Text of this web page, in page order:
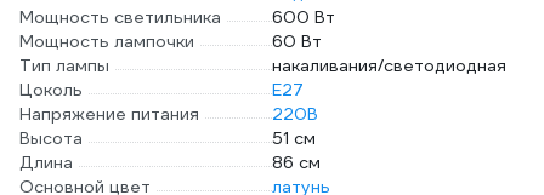
Мощность светильника
600 Вт
Мощность лампочки
60 Вт
Тип лампы
накаливания/светодиодная
Цоколь
E27
Напряжение питания
220В
Высота
51 см
Длина
86 см
Основной цвет
латунь